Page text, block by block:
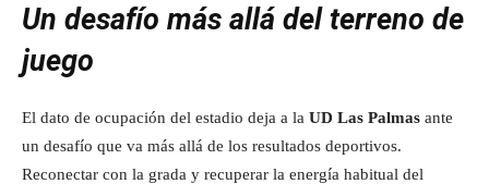
Un desafío más allá del terreno de
juego
El dato de ocupación del estadio deja a la UD Las Palmas ante
un desafío que va más allá de los resultados deportivos.
Reconectar con la grada y recuperar la energía habitual del